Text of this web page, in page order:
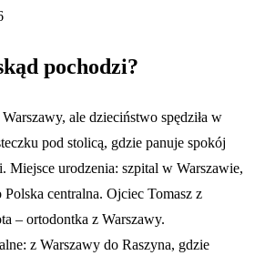
pochodzi?
ale dzieciństwo spędziła w
pod stolicą, gdzie panuje spokój
Miejsce urodzenia: szpital w Warszawie,
centralna. Ojciec Tomasz z
– ortodontka z Warszawy.
z Warszawy do Raszyna, gdzie